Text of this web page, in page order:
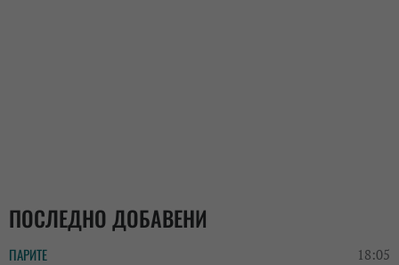
ПОСЛЕДНО ДОБАВЕНИ
ПАРИТЕ 18:05